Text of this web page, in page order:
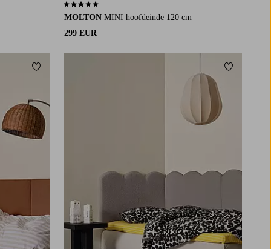
MOLTON MINI hoofdeinde 120 cm
299 EUR
5,0 op basis van 1 beoordelingen
Toevoegen aan favorieten Toevoegen